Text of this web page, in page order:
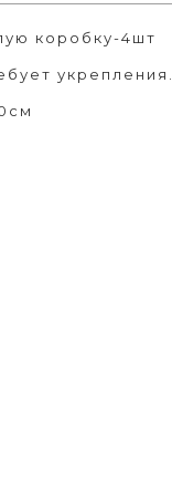
коробку-4шт
укрепления.